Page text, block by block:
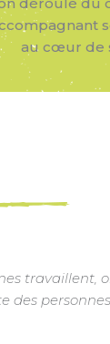
au cœur de
travaillent,
des